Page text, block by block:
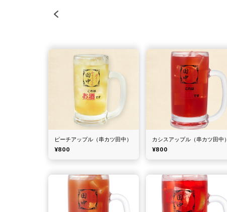
ピーチアップル（串カツ田中）
¥800
カシスアップル（串カツ田中）
¥800